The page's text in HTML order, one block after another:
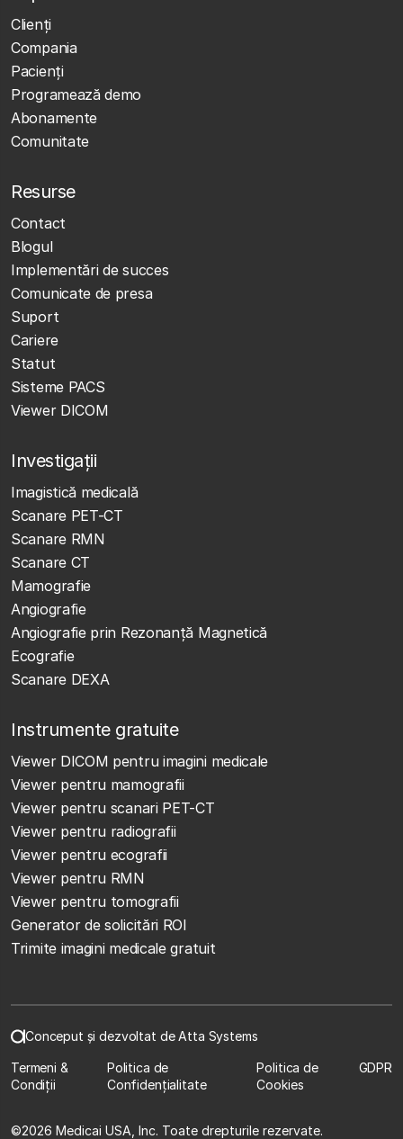
Clienţi
Compania
Pacienți
Programează demo
Abonamente
Comunitate
Resurse
Contact
Blogul
Implementări de succes
Comunicate de presa
Suport
Cariere
Statut
Sisteme PACS
Viewer DICOM
Investigații
Imagistică medicală
Scanare PET-CT
Scanare RMN
Scanare CT
Mamografie
Angiografie
Angiografie prin Rezonanță Magnetică
Ecografie
Scanare DEXA
Instrumente gratuite
Viewer DICOM pentru imagini medicale
Viewer pentru mamografii
Viewer pentru scanari PET-CT
Viewer pentru radiografii
Viewer pentru ecografii
Viewer pentru RMN
Viewer pentru tomografii
Generator de solicitări ROI
Trimite imagini medicale gratuit
Conceput și dezvoltat de Atta Systems
Termeni &
Condiții
Politica de
Confidențialitate
Politica de
Cookies
GDPR
©2026 Medicai USA, Inc. Toate drepturile rezervate.